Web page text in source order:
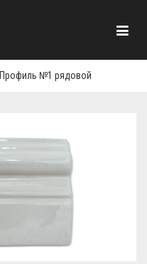
Профиль №1 рядовой